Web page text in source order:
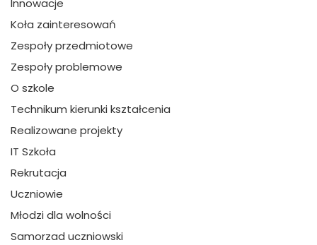
Innowacje
Koła zainteresowań
Zespoły przedmiotowe
Zespoły problemowe
O szkole
Technikum kierunki kształcenia
Realizowane projekty
IT Szkoła
Rekrutacja
Uczniowie
Młodzi dla wolności
Samorzad uczniowski